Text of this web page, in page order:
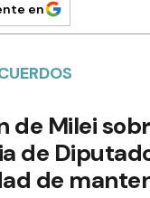
en
de Milei
de
de